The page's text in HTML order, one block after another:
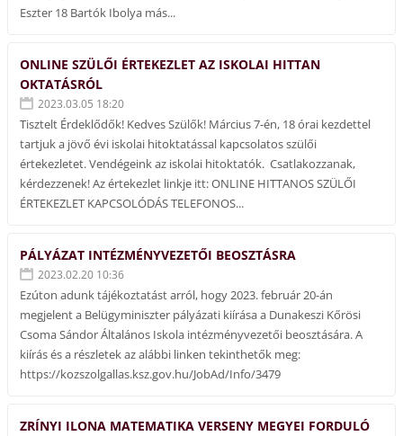
Eszter 18 Bartók Ibolya más...
ONLINE SZÜLŐI ÉRTEKEZLET AZ ISKOLAI HITTAN
OKTATÁSRÓL
2023.03.05 18:20
Tisztelt Érdeklődők! Kedves Szülők! Március 7-én, 18 órai kezdettel
tartjuk a jövő évi iskolai hitoktatással kapcsolatos szülői
értekezletet. Vendégeink az iskolai hitoktatók. Csatlakozzanak,
kérdezzenek! Az értekezlet linkje itt: ONLINE HITTANOS SZÜLŐI
ÉRTEKEZLET KAPCSOLÓDÁS TELEFONOS...
PÁLYÁZAT INTÉZMÉNYVEZETŐI BEOSZTÁSRA
2023.02.20 10:36
Ezúton adunk tájékoztatást arról, hogy 2023. február 20-án
megjelent a Belügyminiszter pályázati kiírása a Dunakeszi Kőrösi
Csoma Sándor Általános Iskola intézményvezetői beosztására. A
kiírás és a részletek az alábbi linken tekinthetők meg:
https://kozszolgallas.ksz.gov.hu/JobAd/Info/3479
ZRÍNYI ILONA MATEMATIKA VERSENY MEGYEI FORDULÓ